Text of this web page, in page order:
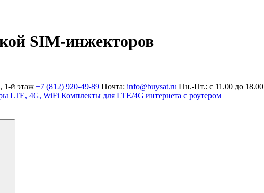
SIM-инжекторов
1-й этаж +7 (812) 920-49-89 Почта: info@buysat.ru Пн.-Пт.: с 11.00 до 18.00
LTE, 4G, WiFi Комплекты для LTE/4G интернета с роутером